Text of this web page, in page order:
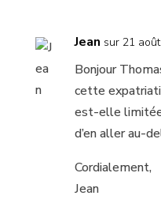
Jean sur 21
Bonjour
cette
est-elle
d’en aller au-
Cordialement,
Jean